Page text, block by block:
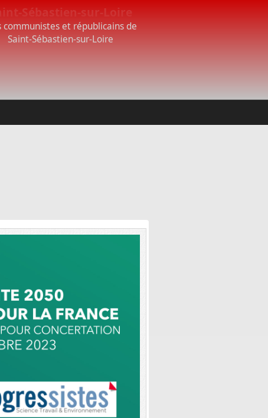
Sébastien-sur-Loire
communistes et républicains de
Saint-Sébastien-sur-Loire